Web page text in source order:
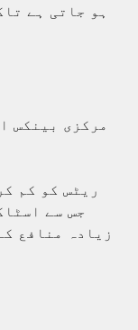
ہو جاتی ہے
مرکزی بینکس
ریٹس کو کم
جس سے
زیادہ منافع